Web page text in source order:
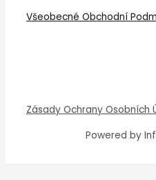
Všeobecné Obchodní
Zásady Ochrany Osobních
Powered by